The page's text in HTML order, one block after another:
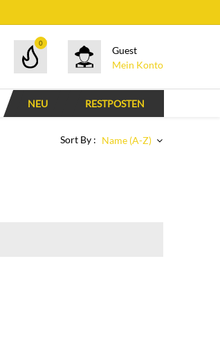
0
Guest
Mein Konto
NEU RESTPOSTEN
Sort By : Name (A-Z)